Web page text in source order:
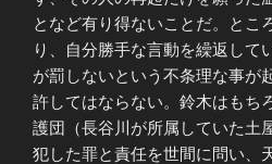
となど有り得ないことだ。とこ
り、自分勝手な言動を繰返して
が罰しないという不条理な事が
許してはならない。鈴木はもち
護団（長谷川が所属していた土
犯した罪と責任を世間に問い、